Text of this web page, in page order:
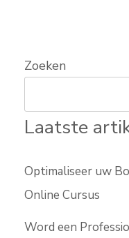
Zoeken
Laatste
Optimaliseer uw
Online Cursus
Word een